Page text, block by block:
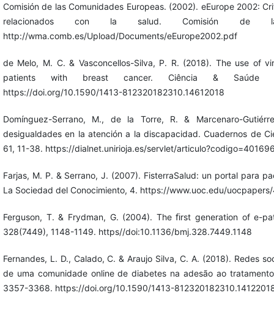
Comisión de las Comunidades Europeas. (2002). eEurope 2002:
relacionados con la salud. Comisión de las
http://wma.comb.es/Upload/Documents/eEurope2002.pdf
de Melo, M. C. & Vasconcellos-Silva, P. R. (2018). The use of
patients with breast cancer. Ciência & Saúde
https://doi.org/10.1590/1413-812320182310.14612018
Domínguez-Serrano, M., de la Torre, R. & Marcenaro-
desigualdades en la atención a la discapacidad. Cuadernos de
61, 11-38. https://dialnet.unirioja.es/servlet/
Farjas, M. P. & Serrano, J. (2007). FisterraSalud: un portal para
La Sociedad del Conocimiento, 4. https://www.uoc.edu/
Ferguson, T. & Frydman, G. (2004). The ﬁrst generation of e-
328(7449), 1148-1149. https//doi:10.1136/bmj.328.7449.1148
Fernandes, L. D., Calado, C. & Araujo Silva, C. A. (2018). Redes
de uma comunidade online de diabetes na adesão ao
3357-3368. https://doi.org/10.1590/1413-